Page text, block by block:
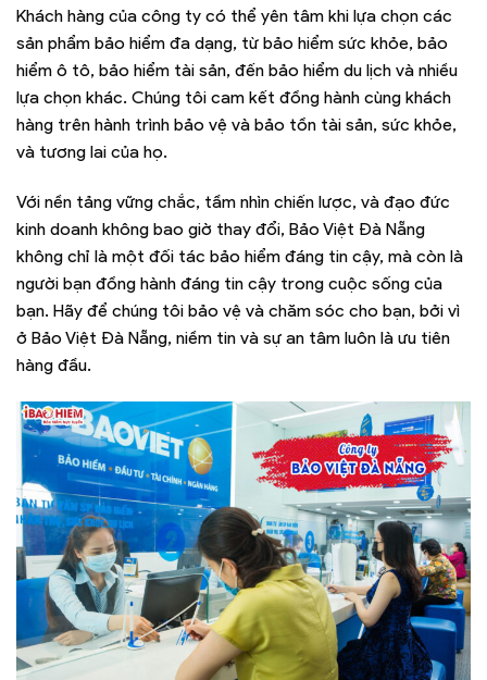
Khách hàng của công ty có thể yên tâm khi lựa chọn các
sản phẩm bảo hiểm đa dạng, từ bảo hiểm sức khỏe, bảo
hiểm ô tô, bảo hiểm tài sản, đến bảo hiểm du lịch và nhiều
lựa chọn khác. Chúng tôi cam kết đồng hành cùng khách
hàng trên hành trình bảo vệ và bảo tồn tài sản, sức khỏe,
và tương lai của họ.
Với nền tảng vững chắc, tầm nhìn chiến lược, và đạo đức
kinh doanh không bao giờ thay đổi, Bảo Việt Đà Nẵng
không chỉ là một đối tác bảo hiểm đáng tin cậy, mà còn là
người bạn đồng hành đáng tin cậy trong cuộc sống của
bạn. Hãy để chúng tôi bảo vệ và chăm sóc cho bạn, bởi vì
ở Bảo Việt Đà Nẵng, niềm tin và sự an tâm luôn là ưu tiên
hàng đầu.